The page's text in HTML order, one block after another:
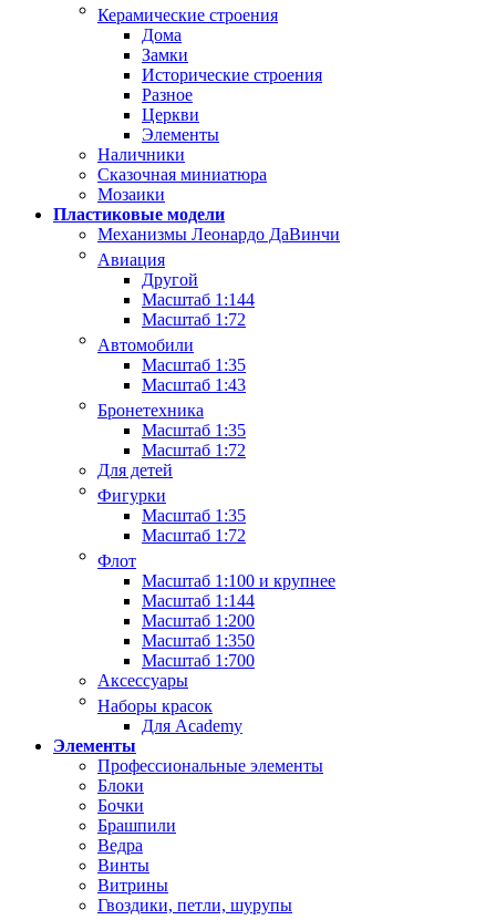
Керамические строения
Дома
Замки
Исторические строения
Разное
Церкви
Элементы
Наличники
Сказочная миниатюра
Мозаики
Пластиковые модели
Механизмы Леонардо ДаВинчи
Авиация
Другой
Масштаб 1:144
Масштаб 1:72
Автомобили
Масштаб 1:35
Масштаб 1:43
Бронетехника
Масштаб 1:35
Масштаб 1:72
Для детей
Фигурки
Масштаб 1:35
Масштаб 1:72
Флот
Масштаб 1:100 и крупнее
Масштаб 1:144
Масштаб 1:200
Масштаб 1:350
Масштаб 1:700
Аксессуары
Наборы красок
Для Academy
Элементы
Профессиональные элементы
Блоки
Бочки
Брашпили
Ведра
Винты
Витрины
Гвоздики, петли, шурупы